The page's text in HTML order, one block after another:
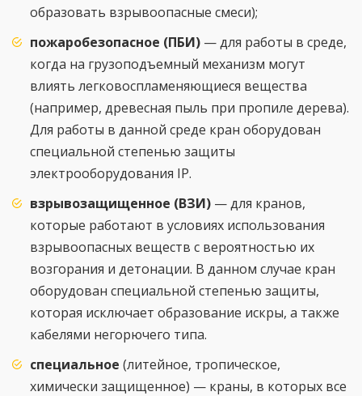
образовать взрывоопасные смеси);
пожаробезопасное (ПБИ) — для работы в среде,
когда на грузоподъемный механизм могут
влиять легковоспламеняющиеся вещества
(например, древесная пыль при пропиле дерева).
Для работы в данной среде кран оборудован
специальной степенью защиты
электрооборудования IP.
взрывозащищенное (ВЗИ) — для кранов,
которые работают в условиях использования
взрывоопасных веществ с вероятностью их
возгорания и детонации. В данном случае кран
оборудован специальной степенью защиты,
которая исключает образование искры, а также
кабелями негорючего типа.
специальное (литейное, тропическое,
химически защищенное) — краны, в которых все